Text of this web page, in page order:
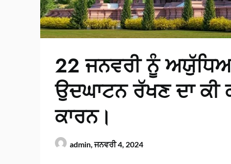
22 ਜਨਵਰੀ ਨੂੰ
ਉਦਘਾਟਨ ਰੱਖਣ ਦਾ ਕੀ
ਕਾਰਨ।
admin,ਜਨਵਰੀ 4, 2024